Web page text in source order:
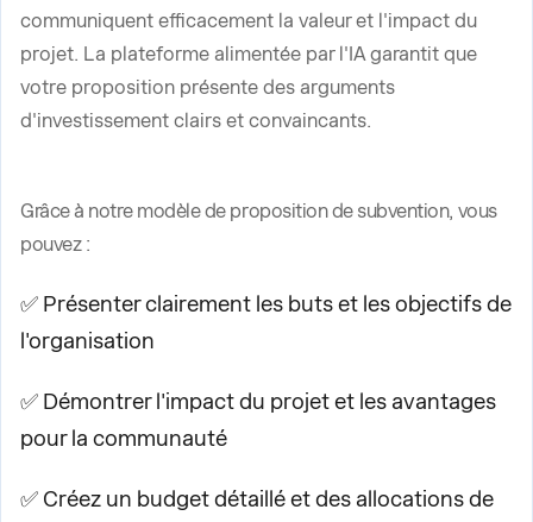
communiquent efficacement la valeur et l'impact du
projet. La plateforme alimentée par l'IA garantit que
votre proposition présente des arguments
d'investissement clairs et convaincants.
Grâce à notre modèle de proposition de subvention, vous
pouvez :
✅ Présenter clairement les buts et les objectifs de
l'organisation
✅ Démontrer l'impact du projet et les avantages
pour la communauté
✅ Créez un budget détaillé et des allocations de